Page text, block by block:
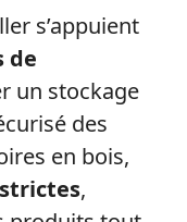
s’appuient
de
un stockage
des
en bois,
,